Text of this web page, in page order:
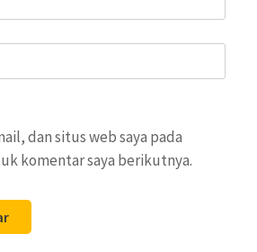
dan situs web saya pada
komentar saya berikutnya.